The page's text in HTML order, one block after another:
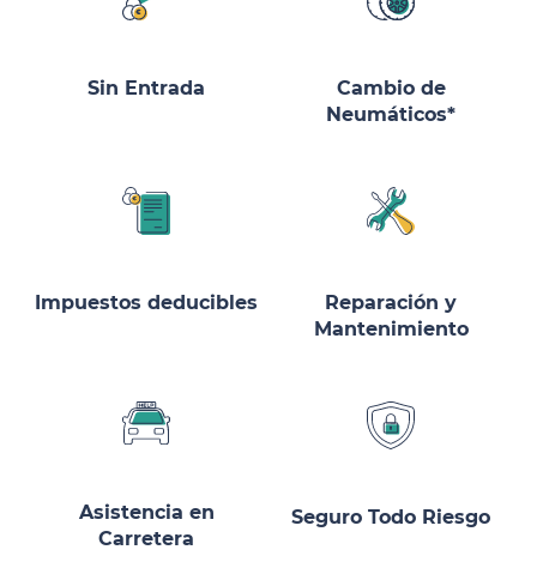
Sin Entrada
Cambio de
Neumáticos*
Impuestos deducibles
Reparación y
Mantenimiento
Asistencia en
Carretera
Seguro Todo Riesgo